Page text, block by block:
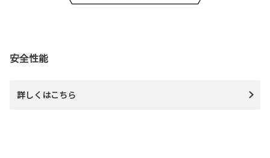
安全性能
詳しくはこちら